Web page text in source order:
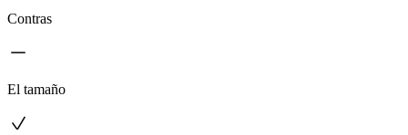
Contras
El tamaño